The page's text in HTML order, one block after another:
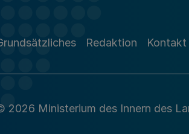
Redaktion Kontakt
2026 Ministerium des Innern des